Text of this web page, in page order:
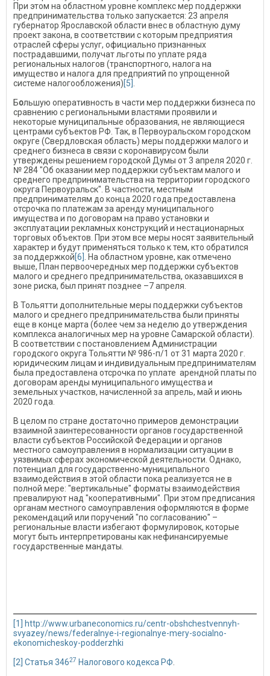
При этом на областном уровне комплекс мер поддержки
предпринимательства только запускается: 23 апреля
губернатор Ярославской области внес в областную думу
проект закона, в соответствии с которым предприятия
отраслей сферы услуг, официально признанных
пострадавшими, получат льготы по уплате ряда
региональных налогов (транспортного, налога на
имущество и налога для предприятий по упрощенной
системе налогообложения)[5]
Большую оперативность в части мер поддержки бизнеса по
сравнению с региональными властями проявили и
некоторые муниципальные образования, не являющиеся
центрами субъектов РФ. Так, в Первоуральском городском
округе (Свердловская область) меры поддержки малого и
среднего бизнеса в связи с коронавирусом были
утверждены решением городской Думы от 3 апреля 2020 г.
№ 284 "Об оказании мер поддержки субъектам малого и
среднего предпринимательства на территории городского
округа Первоуральск". В частности, местным
предпринимателям до конца 2020 года предоставлена
отсрочка по платежам за аренду муниципального
имущества и по договорам на право установки и
эксплуатации рекламных конструкций и нестационарных
торговых объектов. При этом все меры носят заявительный
характер и будут применяться только к тем, кто обратился
за поддержкой[6]
. На областном уровне, как отмечено
выше, План первоочередных мер поддержки субъектов
малого и среднего предпринимательства, оказавшихся в
зоне риска, был принят позднее –7 апреля.
В Тольятти дополнительные меры поддержки субъектов
малого и среднего предпринимательства были приняты
еще в конце марта (более чем за неделю до утверждения
комплекса аналогичных мер на уровне Самарской области).
В соответствии с постановлением Администрации
городского округа Тольятти № 986-п/1 от 31 марта 2020 г.
юридическим лицам и индивидуальным предпринимателям
была предоставлена отсрочка по уплате арендной платы по
договорам аренды муниципального имущества и
земельных участков, начисленной за апрель, май и июнь
2020 года.
В целом по стране достаточно примеров демонстрации
взаимной заинтересованности органов государственной
власти субъектов Российской Федерации и органов
местного самоуправления в нормализации ситуации в
уязвимых сферах экономической деятельности. Однако,
потенциал для государственно-муниципального
взаимодействия в этой области пока реализуется не в
полной мере: "вертикальные" форматы взаимодействия
превалируют над "кооперативными". При этом предписания
органам местного самоуправления оформляются в форме
рекомендаций или поручений "по согласованию" –
региональные власти избегают формулировок, которые
могут быть интерпретированы как нефинансируемые
государственные мандаты.
[1]
http://www.urbaneconomics.ru/centr-obshchestvennyh-
svyazey/news/federalnye-i-regionalnye-mery-socialno-
ekonomicheskoy-podderzhki
[2] Статья 34627 Налогового кодекса РФ